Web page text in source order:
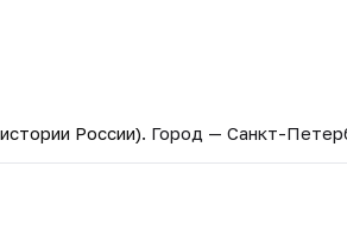
России). Город — Санкт-